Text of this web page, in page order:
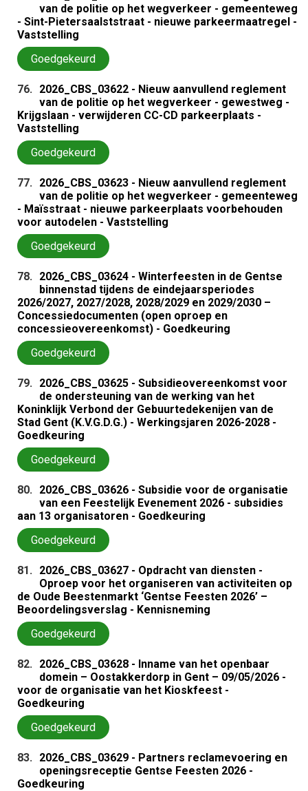
van de politie op het wegverkeer - gemeenteweg
- Sint-Pietersaalststraat - nieuwe parkeermaatregel -
Vaststelling
Goedgekeurd
76. 2026_CBS_03622 - Nieuw aanvullend reglement
van de politie op het wegverkeer - gewestweg -
Krijgslaan - verwijderen CC-CD parkeerplaats -
Vaststelling
Goedgekeurd
77. 2026_CBS_03623 - Nieuw aanvullend reglement
van de politie op het wegverkeer - gemeenteweg
- Maïsstraat - nieuwe parkeerplaats voorbehouden
voor autodelen - Vaststelling
Goedgekeurd
78. 2026_CBS_03624 - Winterfeesten in de Gentse
binnenstad tijdens de eindejaarsperiodes
2026/2027, 2027/2028, 2028/2029 en 2029/2030 –
Concessiedocumenten (open oproep en
concessieovereenkomst) - Goedkeuring
Goedgekeurd
79. 2026_CBS_03625 - Subsidieovereenkomst voor
de ondersteuning van de werking van het
Koninklijk Verbond der Gebuurtedekenijen van de
Stad Gent (K.V.G.D.G.) - Werkingsjaren 2026-2028 -
Goedkeuring
Goedgekeurd
80. 2026_CBS_03626 - Subsidie voor de organisatie
van een Feestelijk Evenement 2026 - subsidies
aan 13 organisatoren - Goedkeuring
Goedgekeurd
81. 2026_CBS_03627 - Opdracht van diensten -
Oproep voor het organiseren van activiteiten op
de Oude Beestenmarkt ‘Gentse Feesten 2026’ –
Beoordelingsverslag - Kennisneming
Goedgekeurd
82. 2026_CBS_03628 - Inname van het openbaar
domein – Oostakkerdorp in Gent – 09/05/2026 -
voor de organisatie van het Kioskfeest -
Goedkeuring
Goedgekeurd
83. 2026_CBS_03629 - Partners reclamevoering en
openingsreceptie Gentse Feesten 2026 -
Goedkeuring